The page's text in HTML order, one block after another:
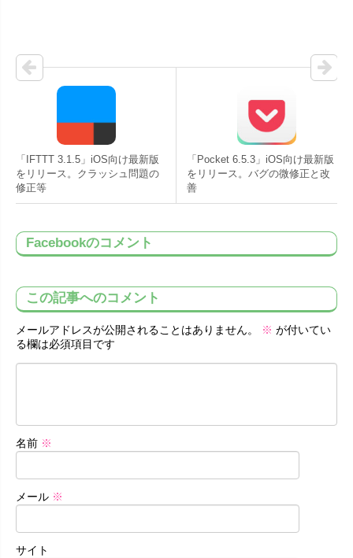
「IFTTT 3.1.5」iOS向け最新版
をリリース。クラッシュ問題の
修正等
「Pocket 6.5.3」iOS向け最新版
をリリース。バグの微修正と改
善
Facebookのコメント
この記事へのコメント
メールアドレスが公開されることはありません。 ※ が付いてい
る欄は必須項目です
名前 ※
メール ※
サイト